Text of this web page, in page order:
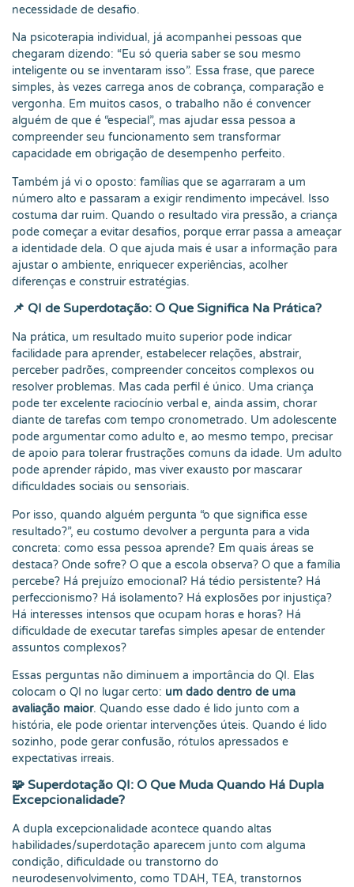
necessidade de desafio.
Na psicoterapia individual, já acompanhei pessoas que
chegaram dizendo: “Eu só queria saber se sou mesmo
inteligente ou se inventaram isso”. Essa frase, que parece
simples, às vezes carrega anos de cobrança, comparação e
vergonha. Em muitos casos, o trabalho não é convencer
alguém de que é “especial”, mas ajudar essa pessoa a
compreender seu funcionamento sem transformar
capacidade em obrigação de desempenho perfeito.
Também já vi o oposto: famílias que se agarraram a um
número alto e passaram a exigir rendimento impecável. Isso
costuma dar ruim. Quando o resultado vira pressão, a criança
pode começar a evitar desafios, porque errar passa a ameaçar
a identidade dela. O que ajuda mais é usar a informação para
ajustar o ambiente, enriquecer experiências, acolher
diferenças e construir estratégias.
📌 QI de Superdotação: O Que Significa Na Prática?
Na prática, um resultado muito superior pode indicar
facilidade para aprender, estabelecer relações, abstrair,
perceber padrões, compreender conceitos complexos ou
resolver problemas. Mas cada perfil é único. Uma criança
pode ter excelente raciocínio verbal e, ainda assim, chorar
diante de tarefas com tempo cronometrado. Um adolescente
pode argumentar como adulto e, ao mesmo tempo, precisar
de apoio para tolerar frustrações comuns da idade. Um adulto
pode aprender rápido, mas viver exausto por mascarar
dificuldades sociais ou sensoriais.
Por isso, quando alguém pergunta “o que significa esse
resultado?”, eu costumo devolver a pergunta para a vida
concreta: como essa pessoa aprende? Em quais áreas se
destaca? Onde sofre? O que a escola observa? O que a família
percebe? Há prejuízo emocional? Há tédio persistente? Há
perfeccionismo? Há isolamento? Há explosões por injustiça?
Há interesses intensos que ocupam horas e horas? Há
dificuldade de executar tarefas simples apesar de entender
assuntos complexos?
Essas perguntas não diminuem a importância do QI. Elas
colocam o QI no lugar certo: um dado dentro de uma
avaliação maior. Quando esse dado é lido junto com a
história, ele pode orientar intervenções úteis. Quando é lido
sozinho, pode gerar confusão, rótulos apressados e
expectativas irreais.
🧩 Superdotação QI: O Que Muda Quando Há Dupla
Excepcionalidade?
A dupla excepcionalidade acontece quando altas
habilidades/superdotação aparecem junto com alguma
condição, dificuldade ou transtorno do
neurodesenvolvimento, como TDAH, TEA, transtornos